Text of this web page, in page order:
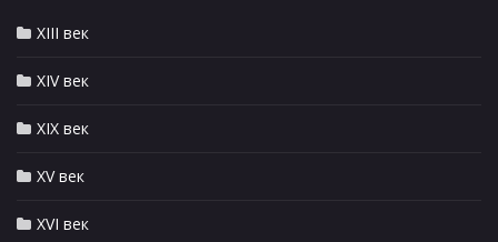
XIII век
XIV век
XIX век
XV век
XVI век